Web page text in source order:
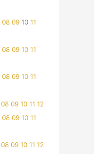
08 09 10 11
08 09 10 11
08 09 10 11
08 09 10 11 12
08 09 10 11
08 09 10 11 12